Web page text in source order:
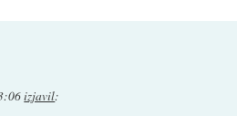
izjavil: